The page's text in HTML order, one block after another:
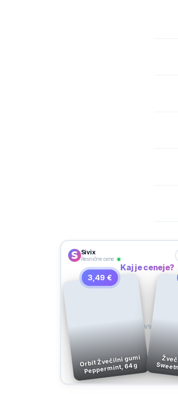
Sivix
Resnične cene
Kaj je ceneje?
3,49 €
Orbit Žvečilni gumi
Peppermint, 64 g
VS